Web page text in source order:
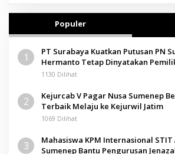
Populer
1
PT Surabaya Kuatkan Putusan PN
Hermanto Tetap Dinyatakan
Pamolokan
1130 Dilihat
2
Kejurcab V Pagar Nusa Sumenep
Terbaik Melaju ke Kejurwil Jatim
1069 Dilihat
3
Mahasiswa KPM Internasional
Sumenep Bantu Pengurusan